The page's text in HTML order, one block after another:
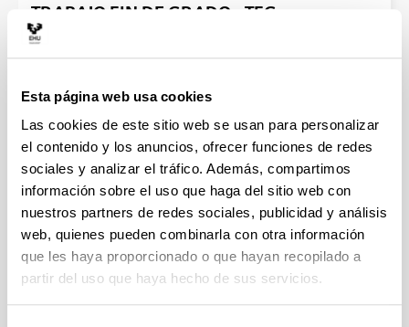
Esta página web usa cookies
Las cookies de este sitio web se usan para personalizar
el contenido y los anuncios, ofrecer funciones de redes
sociales y analizar el tráfico. Además, compartimos
información sobre el uso que haga del sitio web con
nuestros partners de redes sociales, publicidad y análisis
web, quienes pueden combinarla con otra información
que les haya proporcionado o que hayan recopilado a
partir del uso que haya hecho de sus servicios.
TRABAJO FIN DE GRADO - TFG
MOVILIDAD / EXCHANGE STUDENTS